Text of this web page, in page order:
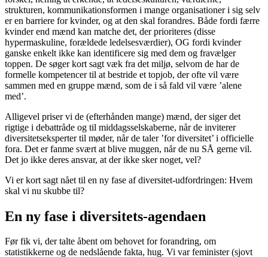
strukturen, kommunikationsformen i mange organisationer i sig selv
er en barriere for kvinder, og at den skal forandres. Både fordi færre
kvinder end mænd kan matche det, der prioriteres (disse
hypermaskuline, forældede ledelsesværdier), OG fordi kvinder
ganske enkelt ikke kan identificere sig med dem og fravælger
toppen. De søger kort sagt væk fra det miljø, selvom de har de
formelle kompetencer til at bestride et topjob, der ofte vil være
sammen med en gruppe mænd, som de i så fald vil være ’alene
med’.
Alligevel priser vi de (efterhånden mange) mænd, der siger det
rigtige i debattråde og til middagsselskaberne, når de inviterer
diversitetseksperter til møder, når de taler ’for diversitet’ i officielle
fora. Det er fanme svært at blive muggen, når de nu SÅ gerne vil.
Det jo ikke deres ansvar, at der ikke sker noget, vel?
Vi er kort sagt nået til en ny fase af diversitet-udfordringen: Hvem
skal vi nu skubbe til?
En ny fase i diversitets-agendaen
Før fik vi, der talte åbent om behovet for forandring, om
statistikkerne og de nedslående fakta, hug. Vi var feminister (sjovt